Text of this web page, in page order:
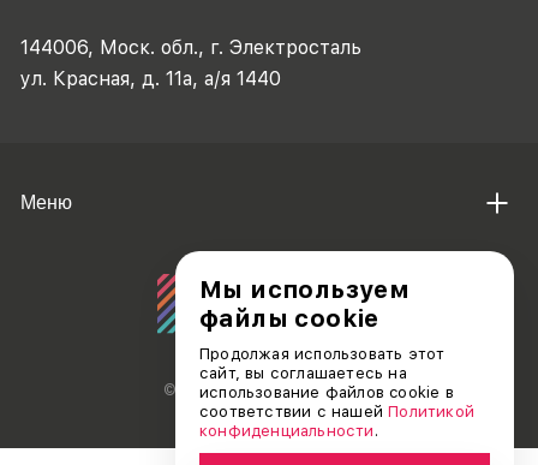
144006, Моск. обл., г. Электросталь
ул. Красная, д. 11а, а/я 1440
© АО «ДЕБЮТ», 2011 — 2026
Меню
Мы используем
файлы cookie
Продолжая использовать этот
сайт, вы соглашаетесь на
использование файлов cookie в
соответствии с нашейПолитикой
конфиденциальности .